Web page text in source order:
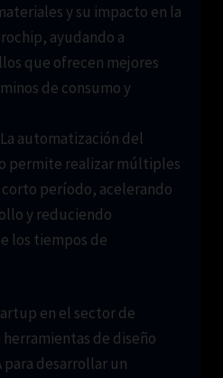
y su impacto en la
ayudando a
que ofrecen mejores
de consumo y
La automatización del
permite realizar múltiples
período, acelerando
y reduciendo
los tiempos de
en el sector de
de diseño
para desarrollar un